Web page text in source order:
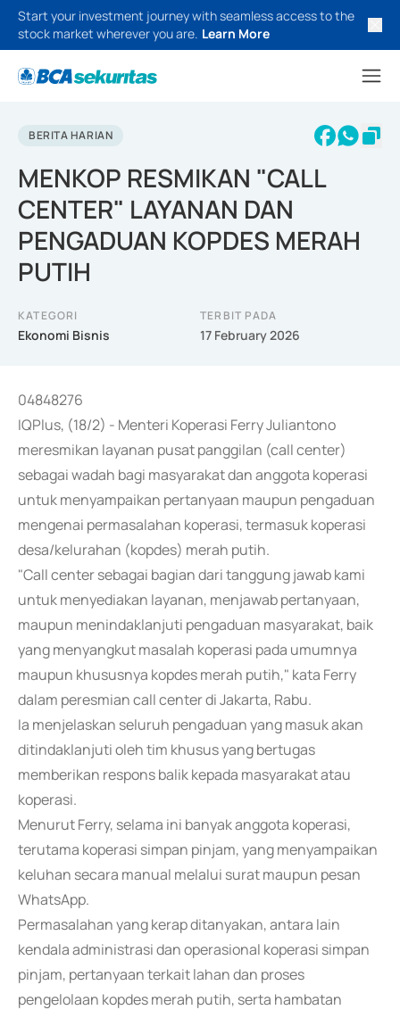
Start your investment journey with seamless access to the
stock market wherever you are. Learn More
BERITA HARIAN
MENKOP RESMIKAN "CALL
CENTER" LAYANAN DAN
PENGADUAN KOPDES MERAH
PUTIH
KATEGORI
Ekonomi Bisnis
TERBIT PADA
17 February 2026
04848276
IQPlus, (18/2) - Menteri Koperasi Ferry Juliantono
meresmikan layanan pusat panggilan (call center)
sebagai wadah bagi masyarakat dan anggota koperasi
untuk menyampaikan pertanyaan maupun pengaduan
mengenai permasalahan koperasi, termasuk koperasi
desa/kelurahan (kopdes) merah putih.
"Call center sebagai bagian dari tanggung jawab kami
untuk menyediakan layanan, menjawab pertanyaan,
maupun menindaklanjuti pengaduan masyarakat, baik
yang menyangkut masalah koperasi pada umumnya
maupun khususnya kopdes merah putih," kata Ferry
dalam peresmian call center di Jakarta, Rabu.
Ia menjelaskan seluruh pengaduan yang masuk akan
ditindaklanjuti oleh tim khusus yang bertugas
memberikan respons balik kepada masyarakat atau
koperasi.
Menurut Ferry, selama ini banyak anggota koperasi,
terutama koperasi simpan pinjam, yang menyampaikan
keluhan secara manual melalui surat maupun pesan
WhatsApp.
Permasalahan yang kerap ditanyakan, antara lain
kendala administrasi dan operasional koperasi simpan
pinjam, pertanyaan terkait lahan dan proses
pengelolaan kopdes merah putih, serta hambatan